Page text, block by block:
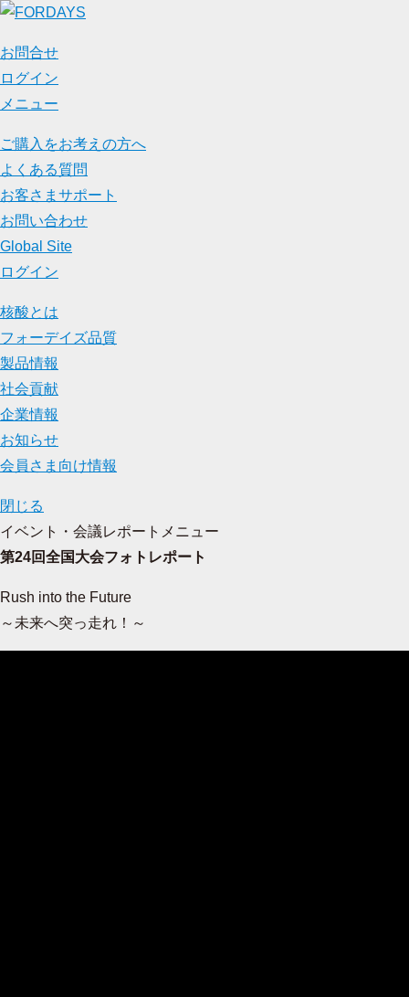
お問合せ
ログイン
メニュー
ご購入をお考えの方へ
よくある質問
お客さまサポート
お問い合わせ
Global Site
ログイン
核酸とは
フォーデイズ品質
製品情報
社会貢献
企業情報
お知らせ
会員さま向け情報
閉じる
イベント・会議レポートメニュー
第24回全国大会フォトレポート
Rush into the Future
～未来へ突っ走れ！～